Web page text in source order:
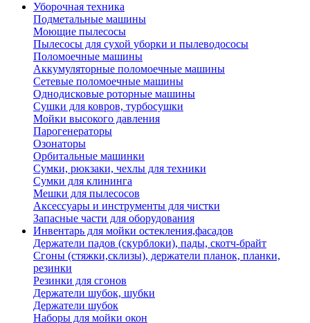
Уборочная техника
Подметальные машины
Моющие пылесосы
Пылесосы для сухой уборки и пылеводососы
Поломоечные машины
Аккумуляторные поломоечные машины
Сетевые поломоечные машины
Однодисковые роторные машины
Сушки для ковров, турбосушки
Мойки высокого давления
Парогенераторы
Озонаторы
Орбитальные машинки
Сумки, рюкзаки, чехлы для техники
Сумки для клининга
Мешки для пылесосов
Аксессуары и инструменты для чистки
Запасные части для оборудования
Инвентарь для мойки остекления,фасадов
Держатели падов (скурблоки), пады, скотч-брайт
Сгоны (стяжки,склизы), держатели планок, планки,
резинки
Резинки для сгонов
Держатели шубок, шубки
Держатели шубок
Наборы для мойки окон